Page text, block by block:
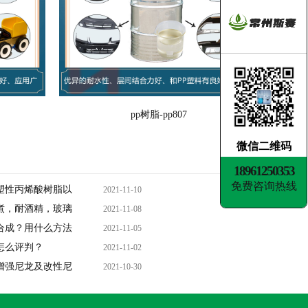
pp树脂-pp807
2021-11-10
性丙烯酸树脂以
2021-11-08
，耐酒精，玻璃
2021-11-05
成？用什么方法
2021-11-02
么评判？
2021-10-30
强尼龙及改性尼
微信二维码
18961250353
免费咨询热线